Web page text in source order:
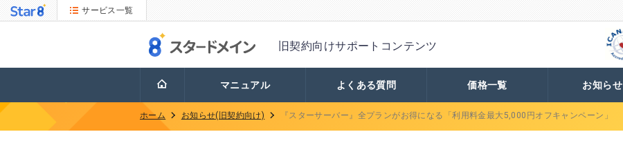
サービス一覧
旧契約向けサポートコンテンツ
マニュアル よくある質問 価格一覧 お知らせ
ホーム お知らせ(旧契約向け) 『スターサーバー』全プランがお得になる「利用料金最大5,000円オフキャンペーン」